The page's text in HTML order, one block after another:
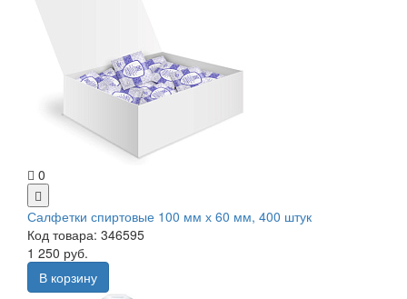
0
Салфетки спиртовые 100 мм х 60 мм, 400 штук
Код товара: 346595
1 250 руб.
В корзину